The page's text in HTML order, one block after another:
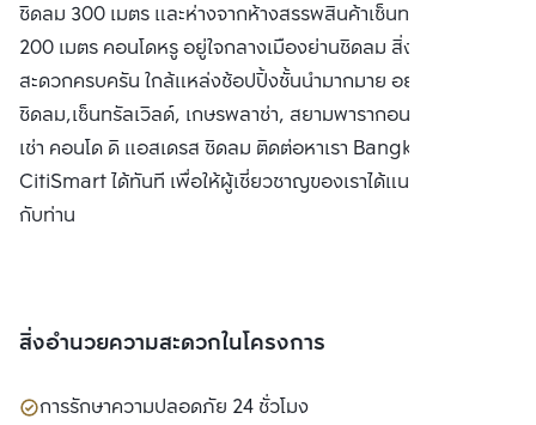
ชิดลม 300 เมตร และห่างจากห้างสรรพสินค้าเซ็นทรัล ชิดลม
200 เมตร คอนโดหรู อยู่ใจกลางเมืองย่านชิดลม สิ่งอำนวย
สะดวกครบครัน ใกล้แหล่งช้อปปิ้งชั้นนำมากมาย อย่าง เซ็นทรัล
ชิดลม,เซ็นทรัลเวิลด์, เกษรพลาซ่า, สยามพารากอน ซื้อ ขาย หรือ
เช่า คอนโด ดิ แอสเดรส ชิดลม ติดต่อหาเรา Bangkok
CitiSmart ได้ทันที เพื่อให้ผู้เชี่ยวชาญของเราได้แนะนำคอนโดให้
กับท่าน
สิ่งอำนวยความสะดวกในโครงการ
การรักษาความปลอดภัย 24 ชั่วโมง